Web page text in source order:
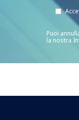
Puoi
la nostra